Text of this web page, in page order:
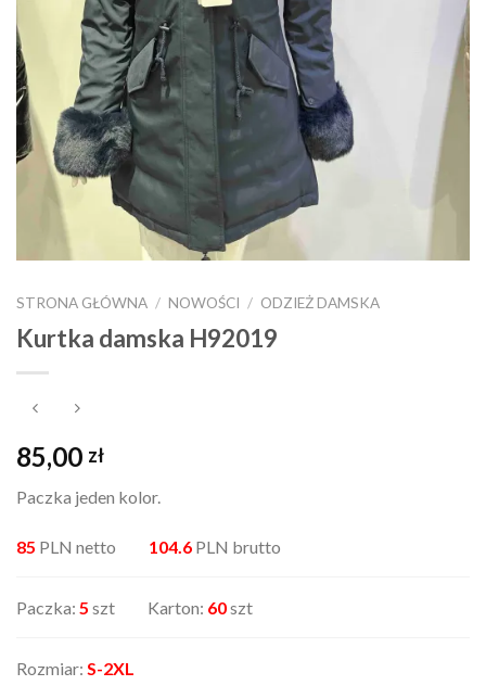
STRONA GŁÓWNA / NOWOŚCI / ODZIEŻ DAMSKA
Kurtka damska H92019
85,00 zł
Paczka jeden kolor.
85 PLN netto 104.6 PLN brutto
Paczka: 5 szt Karton: 60szt
Rozmiar: S-2XL